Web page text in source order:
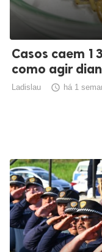
Casos caem
como agir
Ladislau  há 1